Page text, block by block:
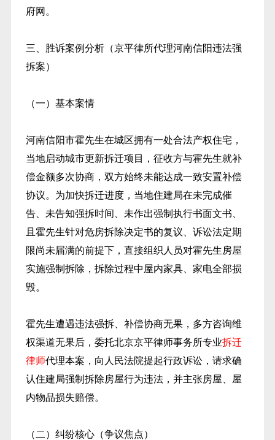
府网。
三、胜诉案例分析（京平律所代理河南信阳违法强
拆案）
（一）基本案情
河南信阳市霍先生在城区拥有一处合法产权住宅，
当地启动城市更新拆迁项目，征收方与霍先生就补
偿金额多次协商，双方始终未能达成一致安置补偿
协议。为加快拆迁进度，当地住建局在未完成催
告、未告知强拆时间、未作出强制执行书面文书、
且霍先生针对危房拆除决定书的复议、诉讼法定期
限尚未届满的前提下，直接组织人员对霍先生房屋
实施强制拆除，拆除过程中屋内家具、家电全部损
毁。
霍先生遭遇违法强拆、补偿协商无果，多方咨询维
权渠道无果后，委托北京京平律师事务所专业拆迁
律师代理本案，向人民法院提起行政诉讼，请求确
认住建局强制拆除房屋行为违法，并主张房屋、屋
内物品损失赔偿。
（二）纠纷核心（争议焦点）